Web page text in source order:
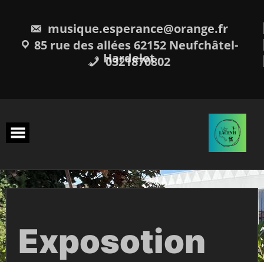
musique.esperance@orange.fr
85 rue des allées 62152 Neufchâtel-
Hardelot
0321870802
Exposotion